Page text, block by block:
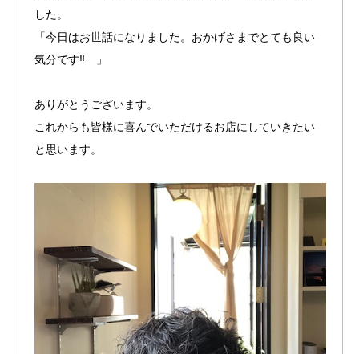
した。
「今日はお世話になりました。おかげさまでとても良い
気分です‼︎ 」
ありがとうございます。
これからも皆様に喜んでいただけるお店にしていきたい
と思います。